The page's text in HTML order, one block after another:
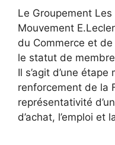
Le Groupement
Mouvement
du Commerce et
le statut de
Il s’agit d’une
renforcement de la
représentativité
d’achat, l’emploi et